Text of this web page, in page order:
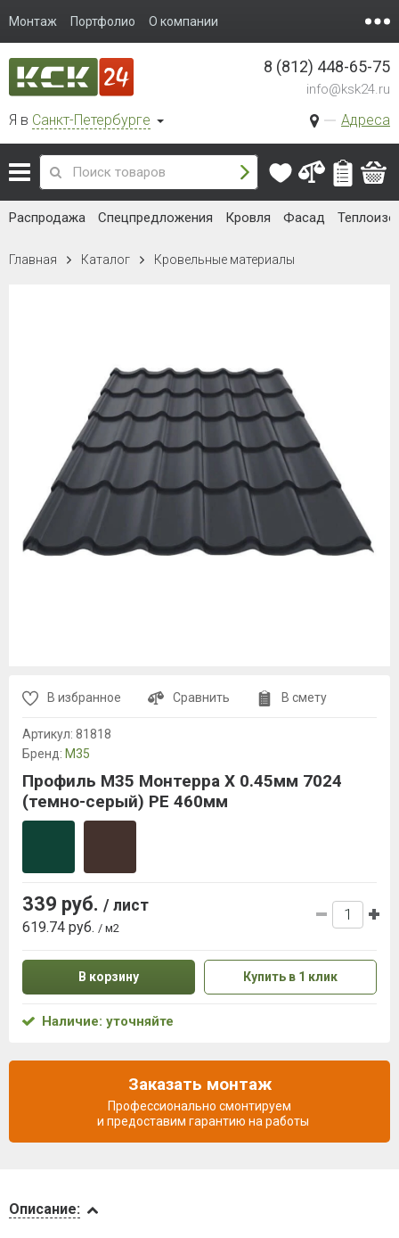
Монтаж Портфолио О компании
Я в Санкт-Петербурге Адреса
8 (812) 448-65-75
info@ksk24.ru
Распродажа Спецпредложения Кровля Фасад
Главная Каталог Кровельные материалы
Описание:
В избранное Сравнить В смету
Артикул: 81818
Бренд: М35
Профиль М35 Монтерра X 0.45мм 7024
(темно-серый) РЕ 460мм
339 руб. / лист
619.74 руб. / м2
В корзину Купить в 1 клик
Наличие: уточняйте
Заказать монтаж
Профессионально смонтируем
и предоставим гарантию на работы